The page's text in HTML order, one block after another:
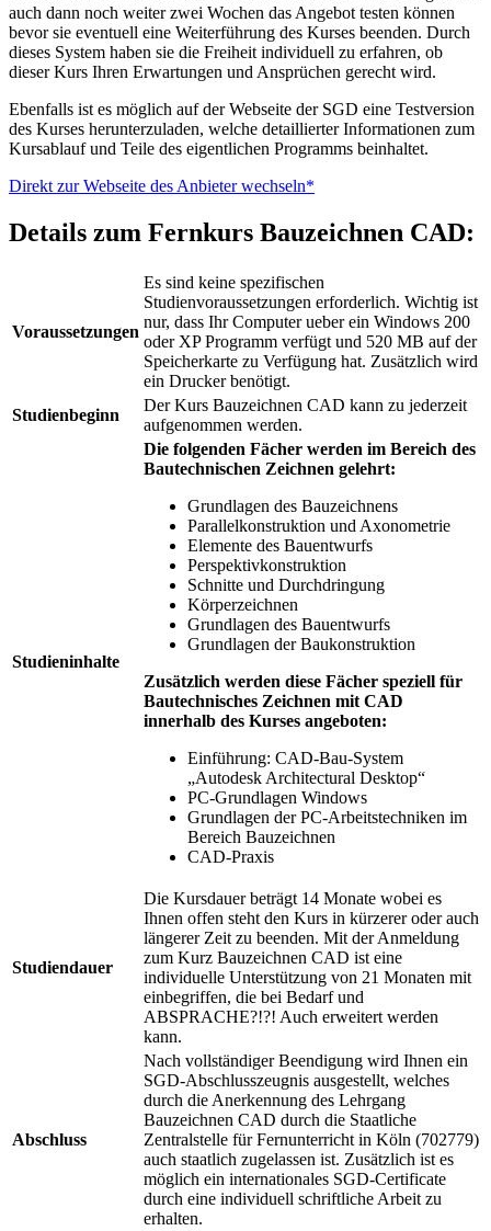
auch dann noch weiter zwei Wochen das Angebot testen können
bevor sie eventuell eine Weiterführung des Kurses beenden. Durch
dieses System haben sie die Freiheit individuell zu erfahren, ob
dieser Kurs Ihren Erwartungen und Ansprüchen gerecht wird.
Ebenfalls ist es möglich auf der Webseite der SGD eine Testversion
des Kurses herunterzuladen, welche detaillierter Informationen zum
Kursablauf und Teile des eigentlichen Programms beinhaltet.
Direkt zur Webseite des Anbieter wechseln*
Details zum Fernkurs Bauzeichnen CAD:
Voraussetzungen
Es sind keine spezifischen
Studienvoraussetzungen erforderlich. Wichtig ist
nur, dass Ihr Computer ueber ein Windows 200
oder XP Programm verfügt und 520 MB auf der
Speicherkarte zu Verfügung hat. Zusätzlich wird
ein Drucker benötigt.
Studienbeginn
Der Kurs Bauzeichnen CAD kann zu jederzeit
aufgenommen werden.
Studieninhalte
Die folgenden Fächer werden im Bereich des
Bautechnischen Zeichnen gelehrt:
Grundlagen des Bauzeichnens
Parallelkonstruktion und Axonometrie
Elemente des Bauentwurfs
Perspektivkonstruktion
Schnitte und Durchdringung
Körperzeichnen
Grundlagen des Bauentwurfs
Grundlagen der Baukonstruktion
Zusätzlich werden diese Fächer speziell für
Bautechnisches Zeichnen mit CAD
innerhalb des Kurses angeboten:
Einführung: CAD-Bau-System
„Autodesk Architectural Desktop“
PC-Grundlagen Windows
Grundlagen der PC-Arbeitstechniken im
Bereich Bauzeichnen
CAD-Praxis
Studiendauer
Die Kursdauer beträgt 14 Monate wobei es
Ihnen offen steht den Kurs in kürzerer oder auch
längerer Zeit zu beenden. Mit der Anmeldung
zum Kurz Bauzeichnen CAD ist eine
individuelle Unterstützung von 21 Monaten mit
einbegriffen, die bei Bedarf und
ABSPRACHE?!?! Auch erweitert werden
kann.
Abschluss
Nach vollständiger Beendigung wird Ihnen ein
SGD-Abschlusszeugnis ausgestellt, welches
durch die Anerkennung des Lehrgang
Bauzeichnen CAD durch die Staatliche
Zentralstelle für Fernunterricht in Köln (702779)
auch staatlich zugelassen ist. Zusätzlich ist es
möglich ein internationales SGD-Certificate
durch eine individuell schriftliche Arbeit zu
erhalten.